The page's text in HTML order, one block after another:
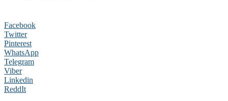
Facebook
Twitter
Pinterest
WhatsApp
Telegram
Viber
Linkedin
ReddIt